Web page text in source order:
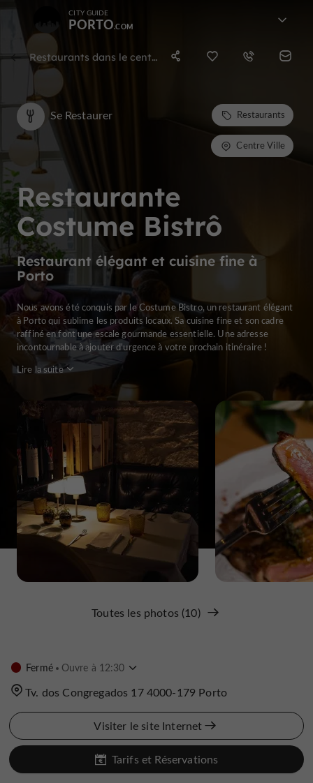
CITY GUIDE
PORTO
Restaurants dans le centre ville
Restaurante
Costume Bistrô
Restaurant élégant et cuisine fine à
Porto
Se Restaurer Restaurants
Centre Ville
Nous avons été conquis par le Costume Bistro, un restaurant élégant
à Porto qui sublime les produits locaux. Sa cuisine fine et son cadre
raffiné en font une escale gourmande essentielle. Une adresse
incontournable à ajouter d'urgence à votre prochain itinéraire !
Lire la suite
Toutes les photos (10)
Fermé Ouvre à 12:30
Tv. dos Congregados 17 4000-179 Porto
Visiter le site Internet
Tarifs et Réservations